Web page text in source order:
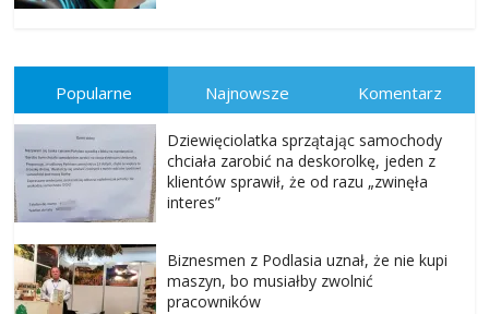
Popularne Najnowsze Komentarz
Dziewięciolatka sprzątając samochody
chciała zarobić na deskorolkę, jeden z
klientów sprawił, że od razu „zwinęła
interes”
Biznesmen z Podlasia uznał, że nie kupi
maszyn, bo musiałby zwolnić
pracowników